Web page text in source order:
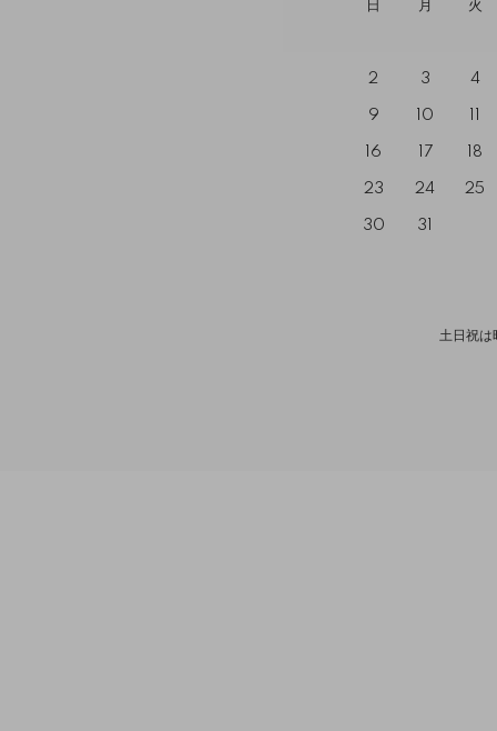
日 月 火
2 3 4
9 10
16 17 18
23 24 25
30 31
土日祝は